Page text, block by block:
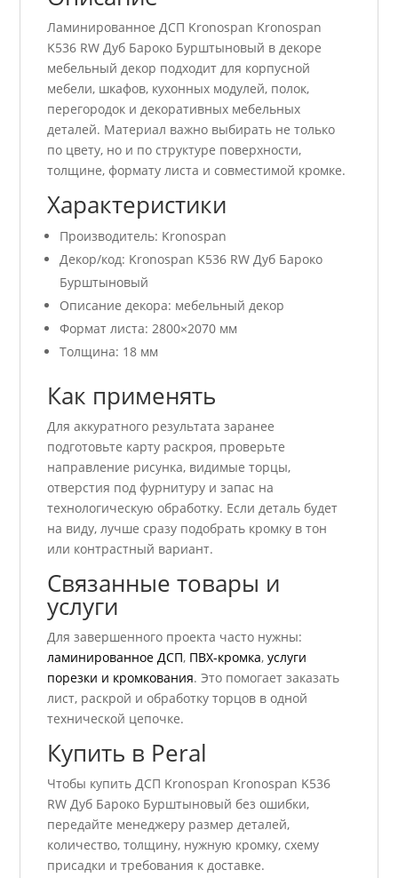
Ламинированное ДСП Kronospan Kronospan
K536 RW Дуб Бароко Бурштыновый в декоре
мебельный декор подходит для корпусной
мебели, шкафов, кухонных модулей, полок,
перегородок и декоративных мебельных
деталей. Материал важно выбирать не только
по цвету, но и по структуре поверхности,
толщине, формату листа и совместимой кромке.
Характеристики
Производитель: Kronospan
Декор/код: Kronospan K536 RW Дуб Бароко
Бурштыновый
Описание декора: мебельный декор
Формат листа: 2800×2070 мм
Толщина: 18 мм
Как применять
Для аккуратного результата заранее
подготовьте карту раскроя, проверьте
направление рисунка, видимые торцы,
отверстия под фурнитуру и запас на
технологическую обработку. Если деталь будет
на виду, лучше сразу подобрать кромку в тон
или контрастный вариант.
Связанные товары и
услуги
Для завершенного проекта часто нужны:
ламинированное ДСП, ПВХ-кромка,услуги
порезки и кромкования. Это помогает заказать
лист, раскрой и обработку торцов в одной
технической цепочке.
Купить в Peral
Чтобы купить ДСП Kronospan Kronospan K536
RW Дуб Бароко Бурштыновый без ошибки,
передайте менеджеру размер деталей,
количество, толщину, нужную кромку, схему
присадки и требования к доставке.